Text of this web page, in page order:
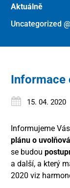
Aktuálně
Uncategorized
Informace
15. 04. 2020
Informujeme
plánu o
se budou
a další, a který
2020 viz